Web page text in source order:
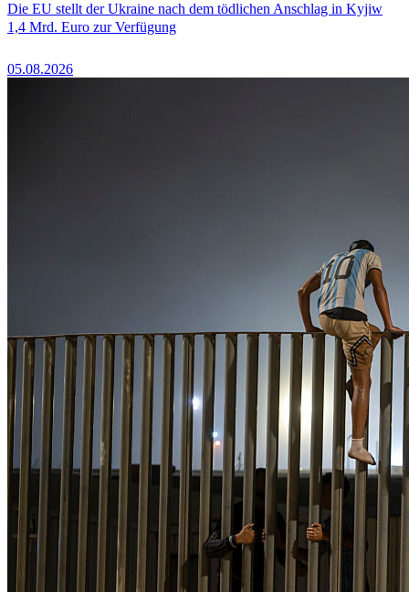
Die EU stellt der Ukraine nach dem tödlichen Anschlag in Kyjiw
1,4 Mrd. Euro zur Verfügung
05.08.2026